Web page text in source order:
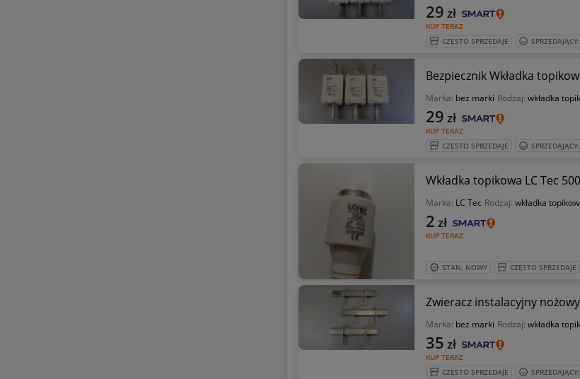
KUP TERAZ
29 zł
CZĘSTO SPRZEDAJE
Bezpiecznik Wkładka
Marka: bez marki Rodzaj: wkładka
KUP TERAZ
29 zł
CZĘSTO SPRZEDAJE
Wkładka topikowa LC Tec
Marka: LC Tec Rodzaj: wkładka
KUP TERAZ
2 zł
STAN: NOWY CZĘSTO SPRZEDAJE
Zwieracz instalacyjny
Marka: bez marki Rodzaj: wkładka
KUP TERAZ
35 zł
CZĘSTO SPRZEDAJE